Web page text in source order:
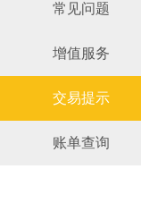
常见问题
增值服务
交易提示
账单查询